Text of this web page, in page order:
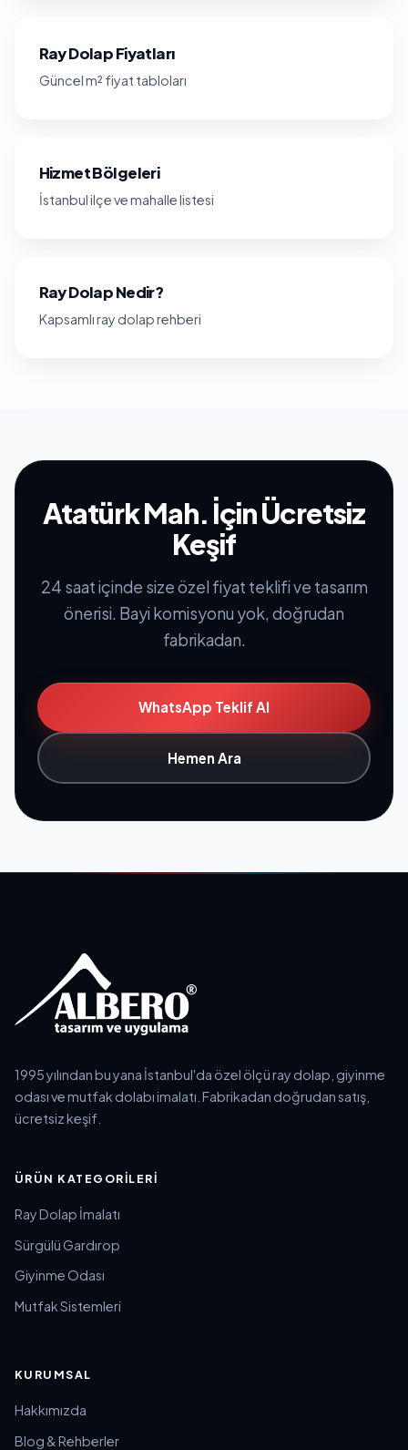
Ray Dolap Fiyatları
Güncel m² fiyat tabloları
Hizmet Bölgeleri
İstanbul ilçe ve mahalle listesi
Ray Dolap Nedir?
Kapsamlı ray dolap rehberi
Atatürk Mah. İçin Ücretsiz
Keşif
24 saat içinde size özel fiyat teklifi ve tasarım
önerisi. Bayi komisyonu yok, doğrudan
fabrikadan.
WhatsApp Teklif Al
Hemen Ara
1995 yılından bu yana İstanbul'da özel ölçü ray dolap, giyinme
odası ve mutfak dolabı imalatı. Fabrikadan doğrudan satış,
ücretsiz keşif.
ÜRÜN KATEGORILERI
Ray Dolap İmalatı
Sürgülü Gardırop
Giyinme Odası
Mutfak Sistemleri
KURUMSAL
Hakkımızda
Blog & Rehberler